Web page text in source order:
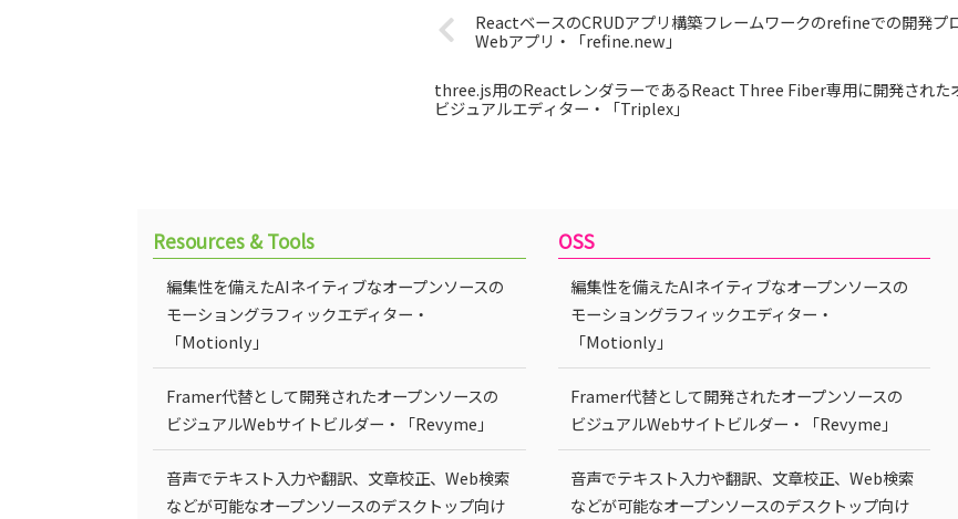
ReactベースのCRUDアプリ構築フレームワークのrefineでの開発プ
Webアプリ・「refine.new」
three.js用のReactレンダラーであるReact Three Fiber専用に開発された
ビジュアルエディター・「Triplex」
Resources & Tools
編集性を備えたAIネイティブなオープンソースの
モーショングラフィックエディター・
「Motionly」
Framer代替として開発されたオープンソースの
ビジュアルWebサイトビルダー・「Revyme」
音声でテキスト入力や翻訳、文章校正、Web検索
などが可能なオープンソースのデスクトップ向け
OSS
編集性を備えたAIネイティブなオープンソースの
モーショングラフィックエディター・
「Motionly」
Framer代替として開発されたオープンソースの
ビジュアルWebサイトビルダー・「Revyme」
音声でテキスト入力や翻訳、文章校正、Web検索
などが可能なオープンソースのデスクトップ向け